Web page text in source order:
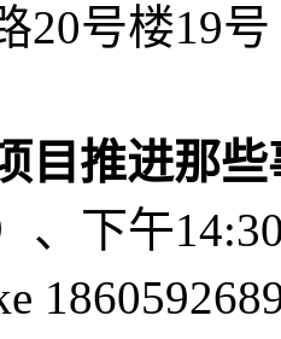
20号楼19
目推进那
、下午